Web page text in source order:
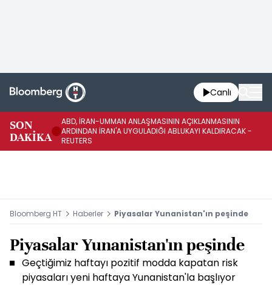
Canlı
SON
DAKİKA
ABD, İRAN-UMMAN ANLAŞMASININ AÇIKLANMASININ
ARDINDAN İRAN'A UYGULADIĞI ABLUKAYI KALDIRACAK -
REUTERS
Bloomberg HT Haberler Piyasalar Yunanistan'ın peşinde
Piyasalar Yunanistan'ın peşinde
Geçtiğimiz haftayı pozitif modda kapatan risk
piyasaları yeni haftaya Yunanistan'la başlıyor